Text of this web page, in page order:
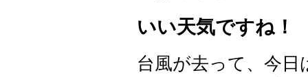
いい天気ですね！
台風が去って、今